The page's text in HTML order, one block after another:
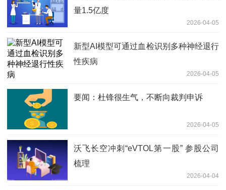
量1.5亿度
2026-04-05
新型AI模型可通过血检识别多种神经退行
性疾病
2026-04-05
要闻：杜锋很生气，不断向裁判申诉
2026-04-05
沃飞长空冲刺“eVTOL第一股” 参股公司
梳理
2026-04-04